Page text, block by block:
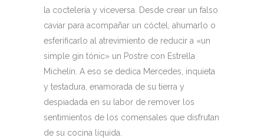
la coctelería y viceversa. Desde crear un falso
caviar para acompañar un cóctel, ahumarlo o
esferificarlo al atrevimiento de reducir a «un
simple gin tónic» un Postre con Estrella
Michelín. A eso se dedica Mercedes, inquieta
y testadura, enamorada de su tierra y
despiadada en su labor de remover los
sentimientos de los comensales que disfrutan
de su cocina líquida.